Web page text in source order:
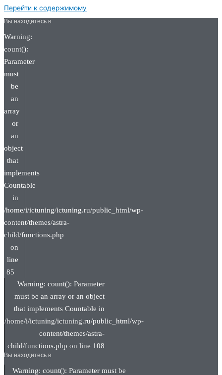
Перейти к содержимому
Вы находитесь в
Warning:
count():
Parameter
must
be
an
array
or
an
object
that
implements
Countable
in
/home/i/ictuning/ictuning.ru/public_html/wp-
content/themes/astra-
child/functions.php
on
line
85
Warning: count(): Parameter
must be an array or an object
that implements Countable in
/home/i/ictuning/ictuning.ru/public_html/wp-
content/themes/astra-
child/functions.php on line 108
Вы находитесь в
Warning: count(): Parameter must be